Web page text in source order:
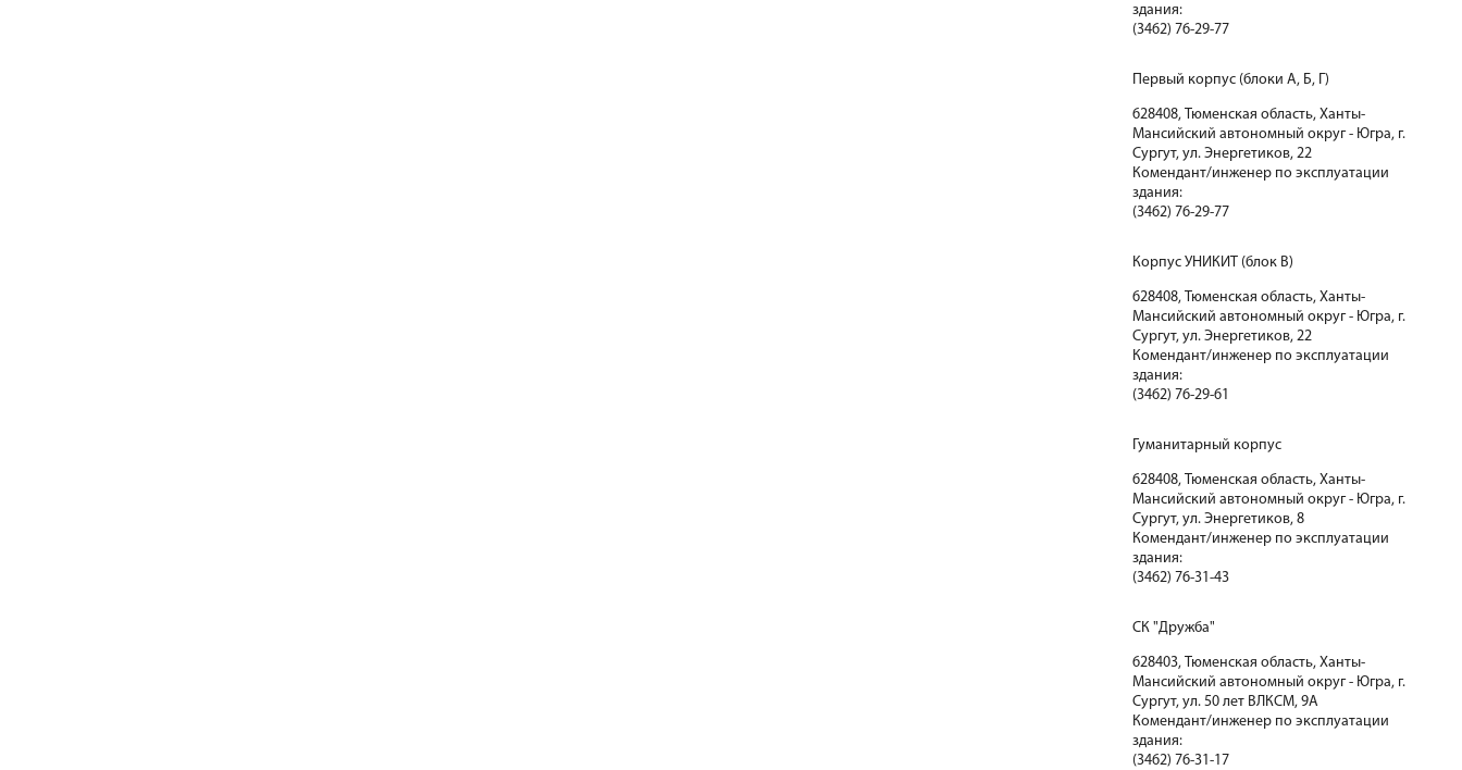
здания:
(3462) 76-29-77
Первый корпус (блоки А, Б, Г)
628408, Тюменская область, Ханты-
Мансийский автономный округ - Югра, г.
Сургут, ул. Энергетиков, 22
Комендант/инженер по эксплуатации
здания:
(3462) 76-29-77
Корпус УНИКИТ (блок В)
628408, Тюменская область, Ханты-
Мансийский автономный округ - Югра, г.
Сургут, ул. Энергетиков, 22
Комендант/инженер по эксплуатации
здания:
(3462) 76-29-61
Гуманитарный корпус
628408, Тюменская область, Ханты-
Мансийский автономный округ - Югра, г.
Сургут, ул. Энергетиков, 8
Комендант/инженер по эксплуатации
здания:
(3462) 76-31-43
СК "Дружба"
628403, Тюменская область, Ханты-
Мансийский автономный округ - Югра, г.
Сургут, ул. 50 лет ВЛКСМ, 9А
Комендант/инженер по эксплуатации
здания:
(3462) 76-31-17